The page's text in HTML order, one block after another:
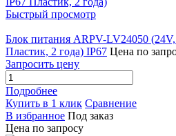
Быстрый просмотр
Блок питания ARPV-LV24050
Пластик, 2 года) IP67 Цена по
Запросить цену
Подробнее
Купить в 1 клик Сравнение
В избранное Под заказ
Цена по запросу